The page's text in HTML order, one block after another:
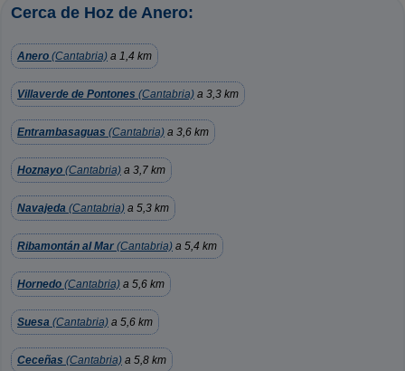
Cerca de Hoz de Anero:
Anero (Cantabria) a 1,4 km
Villaverde de Pontones (Cantabria) a 3,3 km
Entrambasaguas (Cantabria) a 3,6 km
Hoznayo (Cantabria) a 3,7 km
Navajeda (Cantabria) a 5,3 km
Ribamontán al Mar (Cantabria) a 5,4 km
Hornedo (Cantabria) a 5,6 km
Suesa (Cantabria) a 5,6 km
Ceceñas (Cantabria) a 5,8 km